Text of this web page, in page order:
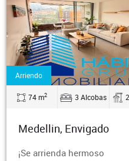
Venta
67 m2 2 Alcobas
Medellin, Poblado
Se vende hermoso